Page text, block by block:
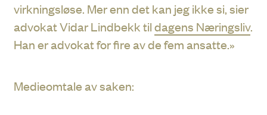
virkningsløse. Mer enn det kan jeg ikke si, sier
advokat Vidar Lindbekk tildagens Næringsliv.
Han er advokat for fire av de fem ansatte.»
Medieomtale av saken: